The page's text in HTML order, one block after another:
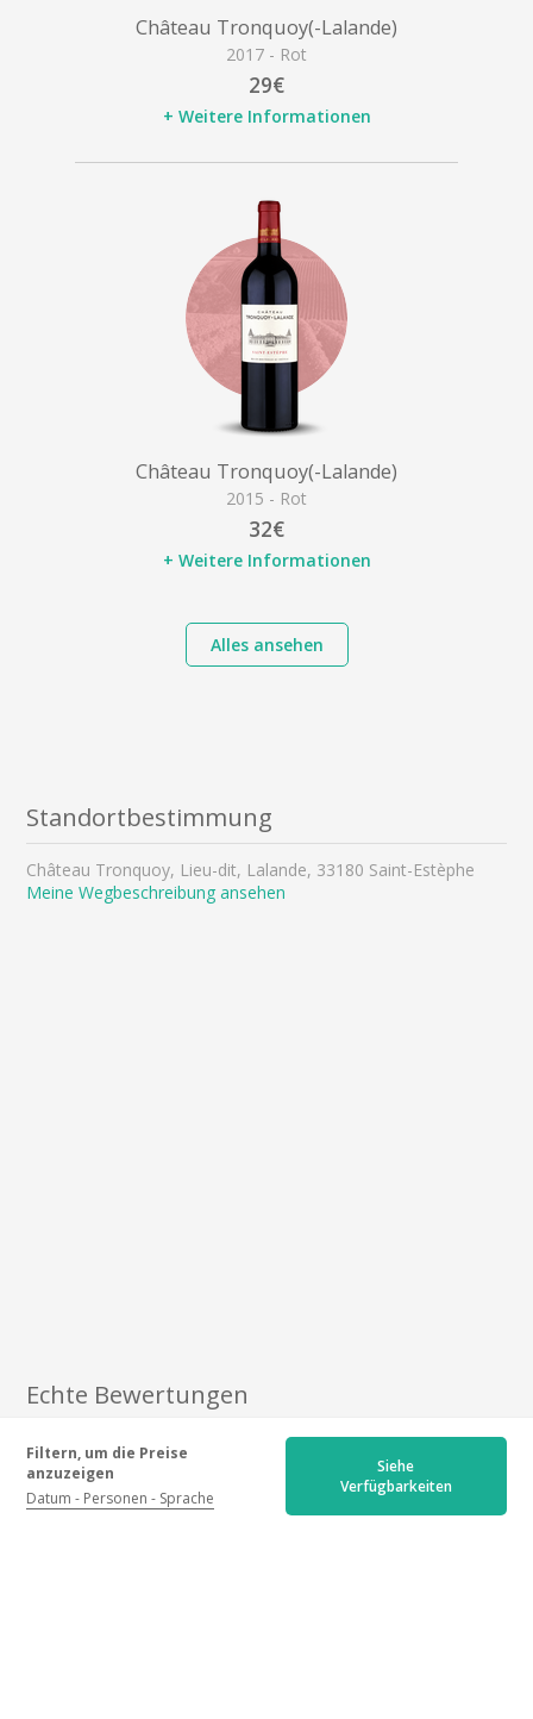
Filtern, um die Preise
anzuzeigen
Datum Personen Sprache
Siehe
Verfügbarkeiten
Château Tronquoy(-Lalande)
2017 - Rot
29€
+ Weitere Informationen
Château Tronquoy(-Lalande)
2015 - Rot
32€
+ Weitere Informationen
Alles ansehen
Standortbestimmung
Château Tronquoy, Lieu-dit, Lalande, 33180 Saint-Estèphe
Meine Wegbeschreibung ansehen
Echte Bewertungen
Neueste Älteste Beste Bewertungen
Weniger gute Bewertungen